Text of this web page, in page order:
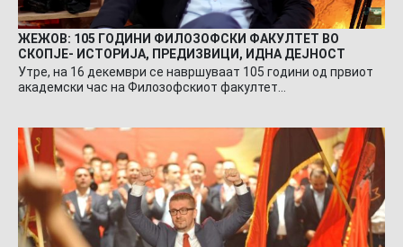
ЖЕЖОВ: 105 ГОДИНИ ФИЛОЗОФСКИ ФАКУЛТЕТ ВО
СКОПЈЕ- ИСТОРИЈА, ПРЕДИЗВИЦИ, ИДНА ДЕЈНОСТ
Утре, на 16 декември се навршуваат 105 години од првиот
академски час на Филозофскиот факултет…